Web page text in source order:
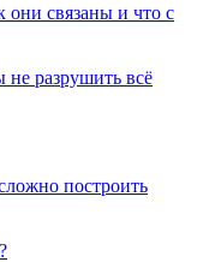
они связаны и что с
не разрушить всё
построить